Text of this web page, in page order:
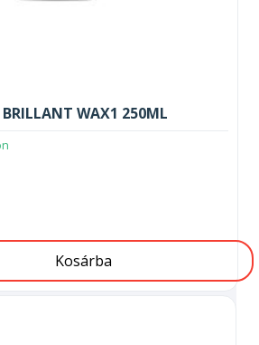
WAX1 250ML
Kosárba